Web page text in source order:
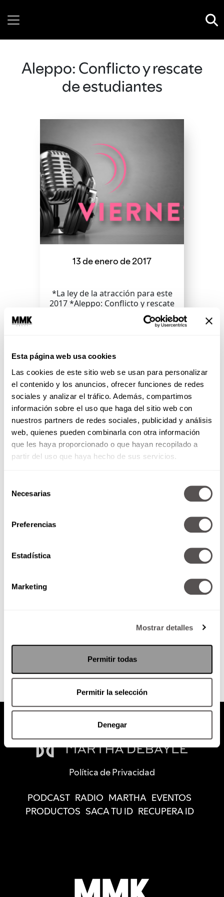
Esta página web usa cookies
Las cookies de este sitio web se usan para personalizar
el contenido y los anuncios, ofrecer funciones de redes
sociales y analizar el tráfico. Además, compartimos
información sobre el uso que haga del sitio web con
nuestros partners de redes sociales, publicidad y análisis
web, quienes pueden combinarla con otra información
que les haya proporcionado o que hayan recopilado a
partir del uso que haya hecho de sus servicios.
Necesarias
Preferencias
Estadística
Marketing
Mostrar detalles
Permitir todas
Permitir la selección
Denegar
Aleppo: Conflicto y rescate
de estudiantes
13 de enero de 2017
*La ley de la atracción para este
2017 *Aleppo: Conflicto y rescate
SEGUIR LEYENDO
SEGUIR LEYENDO
Política de Privacidad
PODCAST RADIO MARTHA EVENTOS
PRODUCTOS SACA TU ID RECUPERA ID